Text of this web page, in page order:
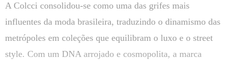
A Colcci consolidou-se como uma das grifes mais
influentes da moda brasileira, traduzindo o dinamismo das
metrópoles em coleções que equilibram o luxo e o street
style. Com um DNA arrojado e cosmopolita, a marca